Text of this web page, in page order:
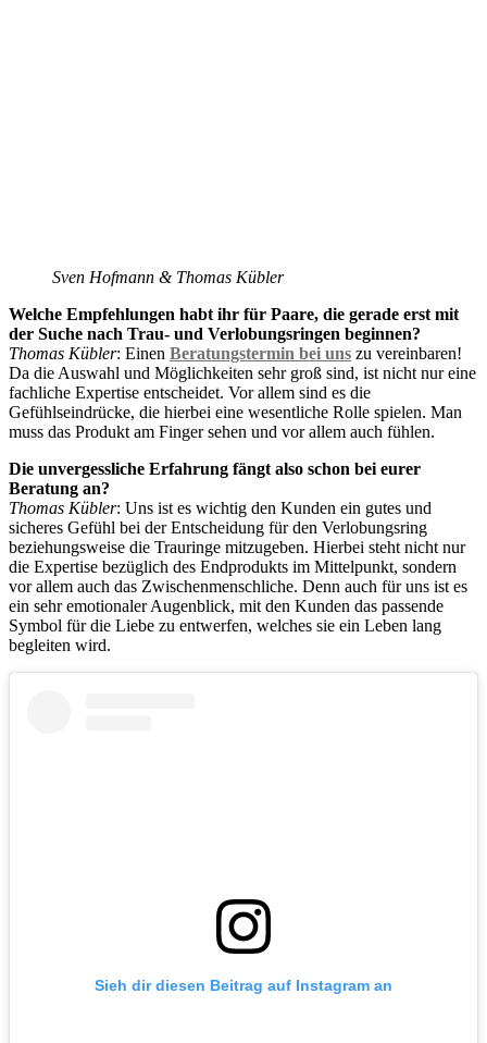
Sven Hofmann & Thomas Kübler
Welche Empfehlungen habt ihr für Paare, die gerade erst mit
der Suche nach Trau- und Verlobungsringen beginnen?
Thomas Kübler: Einen Beratungstermin bei uns zu vereinbaren!
Da die Auswahl und Möglichkeiten sehr groß sind, ist nicht nur eine
fachliche Expertise entscheidet. Vor allem sind es die
Gefühlseindrücke, die hierbei eine wesentliche Rolle spielen. Man
muss das Produkt am Finger sehen und vor allem auch fühlen.
Die unvergessliche Erfahrung fängt also schon bei eurer
Beratung an?
Thomas Kübler: Uns ist es wichtig den Kunden ein gutes und
sicheres Gefühl bei der Entscheidung für den Verlobungsring
beziehungsweise die Trauringe mitzugeben. Hierbei steht nicht nur
die Expertise bezüglich des Endprodukts im Mittelpunkt, sondern
vor allem auch das Zwischenmenschliche. Denn auch für uns ist es
ein sehr emotionaler Augenblick, mit den Kunden das passende
Symbol für die Liebe zu entwerfen, welches sie ein Leben lang
begleiten wird.
Sieh dir diesen Beitrag auf Instagram an